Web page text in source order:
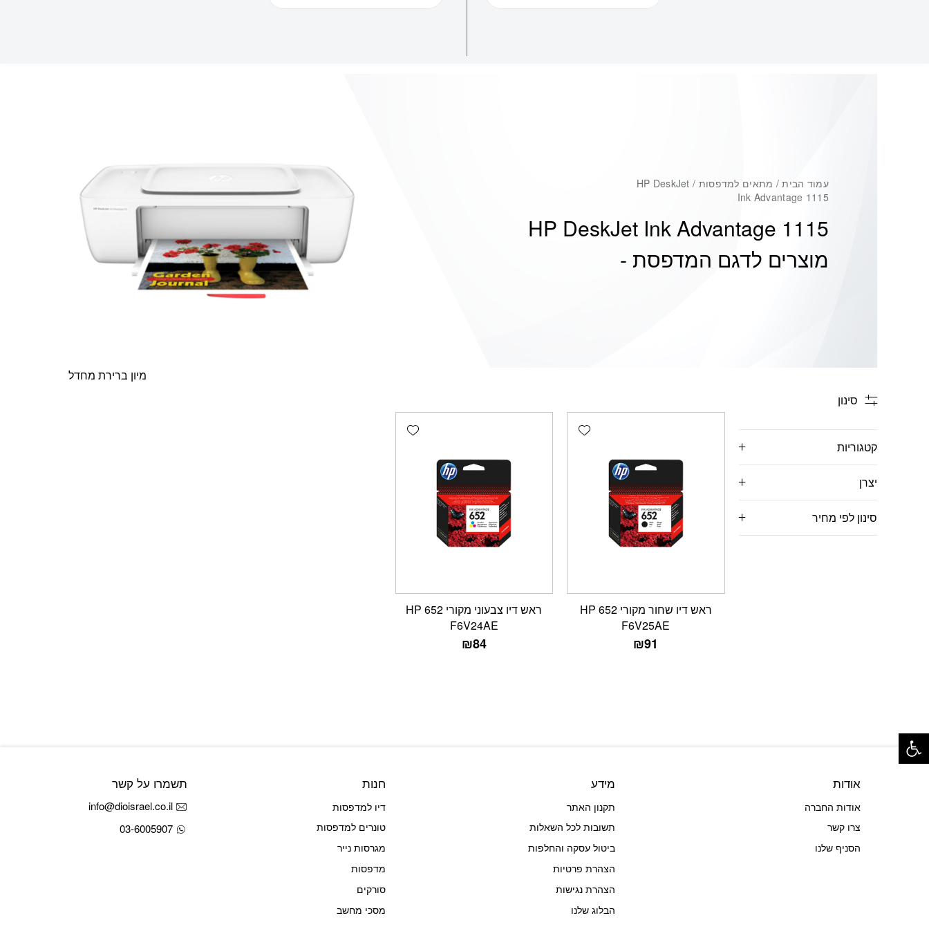
עמוד הבית
/ מתאים למדפסות / HP DeskJet
Ink Advantage 1115
HP DeskJet Ink Advantage 1115
מוצרים לדגם המדפסת -
סינון
קטגוריות
יצרן
סינון לפי מחיר
Add wishlist
ראש דיו שחור מקורי 652 HP
F6V25AE
₪91
Add wishlist
ראש דיו צבעוני מקורי 652 HP
F6V24AE
₪84
אודות
אודות החברה
צרו קשר
הסניף שלנו
מידע
תקנון האתר
תשובות לכל השאלות
ביטול עסקה והחלפות
הצהרת פרטיות
הצהרת נגישות
הבלוג שלנו
חנות
דיו למדפסות
טונרים למדפסות
מגרסות נייר
מדפסות
סורקים
מסכי מחשב
תשמרו על קשר
info@dioisrael.co.il
03-6005907
פתח סרגל נגישות